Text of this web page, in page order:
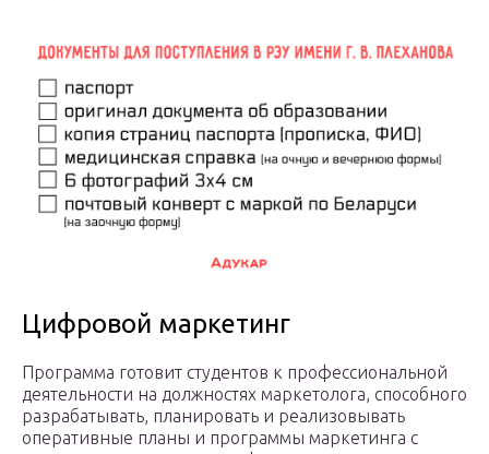
Цифровой маркетинг
Программа готовит студентов к профессиональной
деятельности на должностях маркетолога, способного
разрабатывать, планировать и реализовывать
оперативные планы и программы маркетинга с